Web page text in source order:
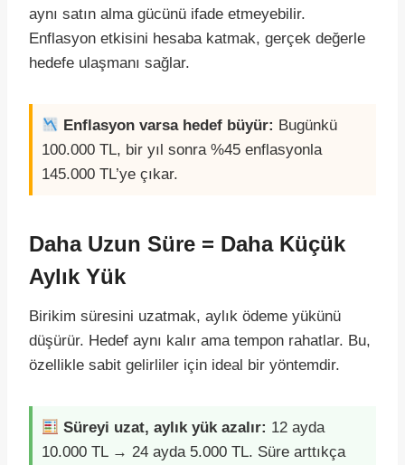
aynı satın alma gücünü ifade etmeyebilir.
Enflasyon etkisini hesaba katmak, gerçek değerle
hedefe ulaşmanı sağlar.
Enflasyon varsa hedef büyür: Bugünkü
100.000 TL, bir yıl sonra %45 enflasyonla
145.000 TL’ye çıkar.
Daha Uzun Süre = Daha Küçük
Aylık Yük
Birikim süresini uzatmak, aylık ödeme yükünü
düşürür. Hedef aynı kalır ama tempon rahatlar. Bu,
özellikle sabit gelirliler için ideal bir yöntemdir.
Süreyi uzat, aylık yük azalır: 12 ayda
10.000 TL → 24 ayda 5.000 TL. Süre arttıkça